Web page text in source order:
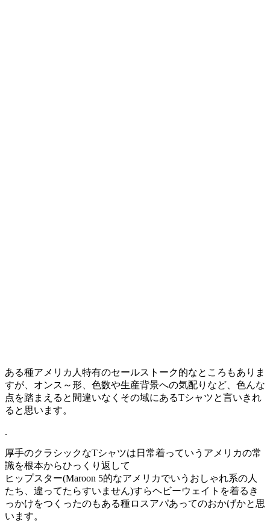
ある種アメリカ人特有のセールストーク的なところもありま
すが、オンス～形、色数や生産背景への気配りなど、色んな
点を踏まえると間違いなくその域にあるTシャツと言いきれ
ると思います。
.
厚手のクラシックなTシャツは日常着っていうアメリカの常
識を根本からひっくり返して
ヒップスター(Maroon 5的なアメリカでいうおしゃれ系の人
たち、違ってたらすいません)すらヘビーウェイトを着るき
っかけをつくったのもある種ロスアパあってのおかげかと思
います。